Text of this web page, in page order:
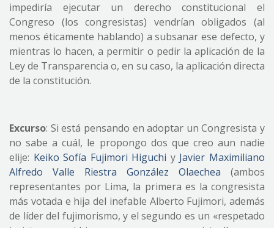
impediría ejecutar un derecho constitucional el
Congreso (los congresistas) vendrían obligados (al
menos éticamente hablando) a subsanar ese defecto, y
mientras lo hacen, a permitir o pedir la aplicación de la
Ley de Transparencia o, en su caso, la aplicación directa
de la constitución.
Excurso: Si está pensando en adoptar un Congresista y
no sabe a cuál, le propongo dos que creo aun nadie
elije: Keiko Sofía Fujimori Higuchi y Javier Maximiliano
Alfredo Valle Riestra González Olaechea (ambos
representantes por Lima, la primera es la congresista
más votada e hija del inefable Alberto Fujimori, además
de líder del fujimorismo, y el segundo es un «respetado